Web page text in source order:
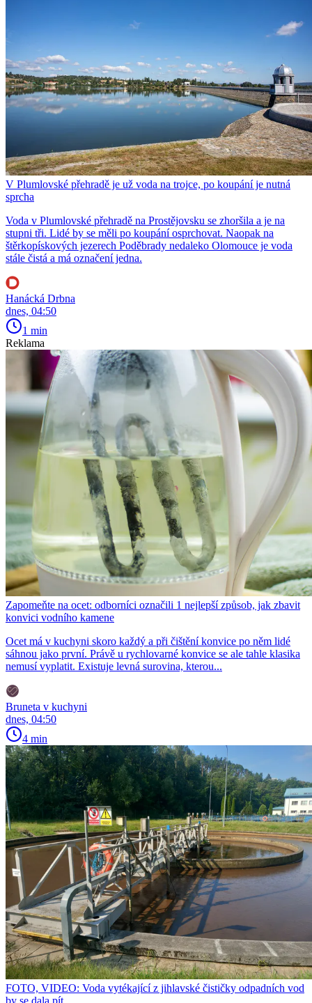
V Plumlovské přehradě je už voda na trojce, po koupání je nutná
sprcha
Voda v Plumlovské přehradě na Prostějovsku se zhoršila a je na
stupni tři. Lidé by se měli po koupání osprchovat. Naopak na
štěrkopískových jezerech Poděbrady nedaleko Olomouce je voda
stále čistá a má označení jedna.
Hanácká Drbna
dnes, 04:50
1 min
Reklama
Zapomeňte na ocet: odborníci označili 1 nejlepší způsob, jak zbavit
konvici vodního kamene
Ocet má v kuchyni skoro každý a při čištění konvice po něm lidé
sáhnou jako první. Právě u rychlovarné konvice se ale tahle klasika
nemusí vyplatit. Existuje levná surovina, kterou...
Bruneta v kuchyni
dnes, 04:50
4 min
FOTO, VIDEO: Voda vytékající z jihlavské čističky odpadních vod